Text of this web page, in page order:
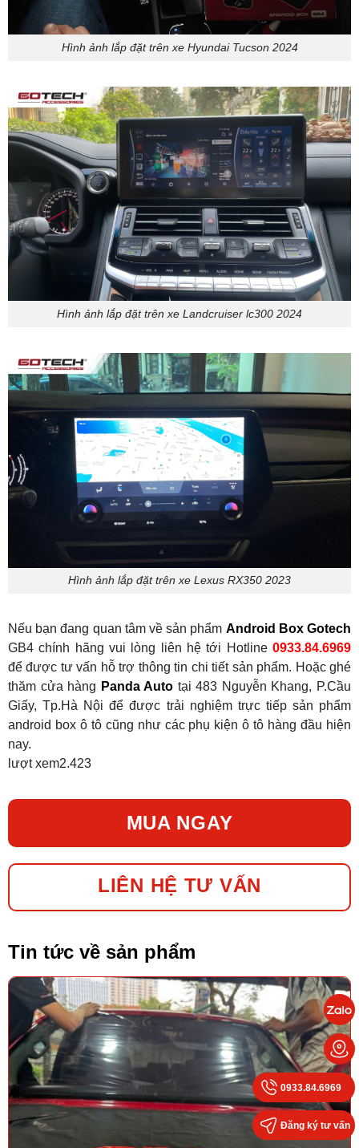
Hình ảnh lắp đặt trên xe Hyundai Tucson 2024
Hình ảnh lắp đặt trên xe Landcruiser lc300 2024
Hình ảnh lắp đặt trên xe Lexus RX350 2023
Nếu bạn đang quan tâm về sản phẩm Android Box Gotech
GB4 chính hãng vui lòng liên hệ tới Hotline 0933.84.6969
để được tư vấn hỗ trợ thông tin chi tiết sản phẩm. Hoặc ghé
thăm cửa hàng Panda Auto tại 483 Nguyễn Khang, P.Cầu
Giấy, Tp.Hà Nội để được trải nghiệm trực tiếp sản phẩm
android box ô tô cũng như các phụ kiện ô tô hàng đầu hiện
nay.
lượt xem2.423
MUA NGAY
LIÊN HỆ TƯ VẤN
Tin tức về sản phẩm
0933.84.6969
Đăng ký tư vấn